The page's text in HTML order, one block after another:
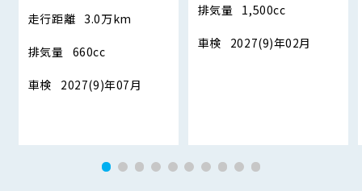
走行距離 3.0万km
排気量 660cc
車検 2027(9)年07月
排気量 1,500cc
車検 2027(9)年02月